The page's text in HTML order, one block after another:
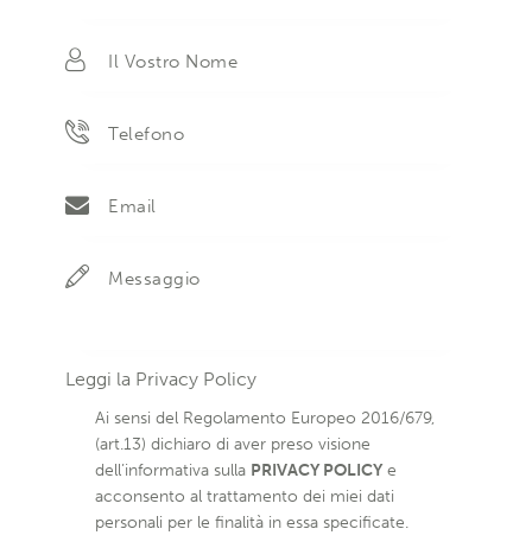
Leggi la Privacy Policy
Ai sensi del Regolamento Europeo 2016/679,
(art.13) dichiaro di aver preso visione
dell’informativa sulla PRIVACY POLICYe
acconsento al trattamento dei miei dati
personali per le finalità in essa specificate.